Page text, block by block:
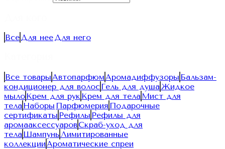
ВсеДля нееДля него
Все товары Автопарфюм Аромадиффузоры Бальзам-
кондиционер для волос Гель для душа Жидкое
мыло Крем для рук Крем для тела Мист для
тела Наборы Парфюмерия Подарочные
сертификаты Рефилы Рефилы для
аромааксессуаровСкраб-уход для
тела Шампунь Лимитированные
коллекции Ароматические спреи